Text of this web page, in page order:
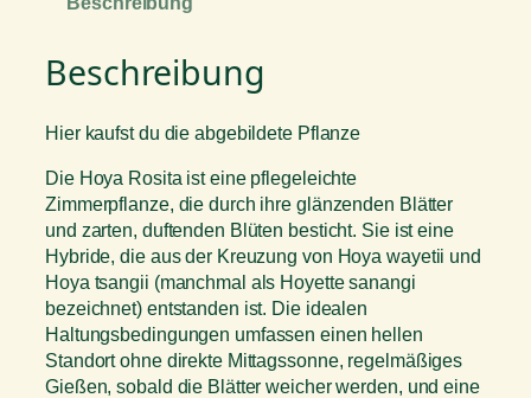
Beschreibung
Hier kaufst du die abgebildete Pflanze
Die Hoya Rosita ist eine pflegeleichte
Zimmerpflanze, die durch ihre glänzenden Blätter
und zarten, duftenden Blüten besticht. Sie ist eine
Hybride, die aus der Kreuzung von Hoya wayetii und
Hoya tsangii (manchmal als Hoyette sanangi
bezeichnet) entstanden ist. Die idealen
Haltungsbedingungen umfassen einen hellen
Standort ohne direkte Mittagssonne, regelmäßiges
Gießen, sobald die Blätter weicher werden, und eine